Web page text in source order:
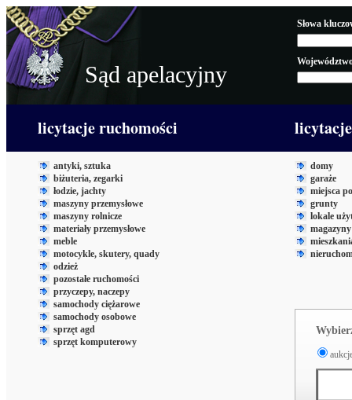
Sąd apelacyjny
Słowa
licytacje ruchomości
antyki, sztuka
biżuteria, zegarki
łodzie, jachty
maszyny przemysłowe
maszyny rolnicze
materiały przemysłowe
meble
motocykle, skutery, quady
odzież
pozostałe ruchomości
przyczepy, naczepy
samochody ciężarowe
samochody osobowe
sprzęt agd
sprzęt komputerowy
domy
garaże
miejsca
grunty
lokale